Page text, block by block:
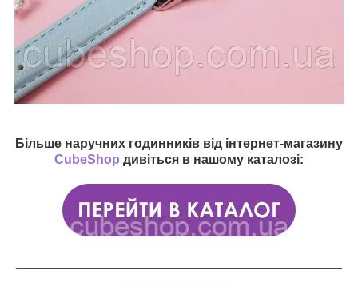
Більше наручних годинників від інтернет-магазину
CubeShop дивіться в нашому каталозі: